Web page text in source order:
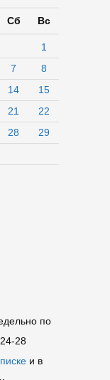
Сб Вс
1
7
8
14
15
21
22
28
29
по
28
и в